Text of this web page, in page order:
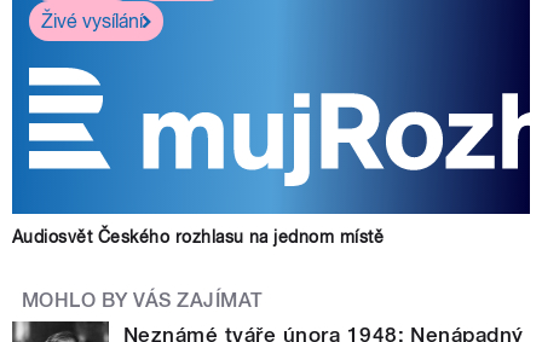
Živé vysílání
Audiosvět Českého rozhlasu na jednom místě
MOHLO BY VÁS ZAJÍMAT
Neznámé tváře února 1948: Nenápadný